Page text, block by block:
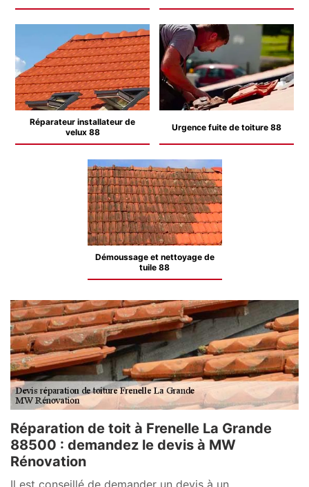
Réparateur installateur de
velux 88
Urgence fuite de toiture 88
Démoussage et nettoyage de
tuile 88
Réparation de toit à Frenelle La Grande
88500 : demandez le devis à MW
Rénovation
Il est conseillé de demander un devis à un